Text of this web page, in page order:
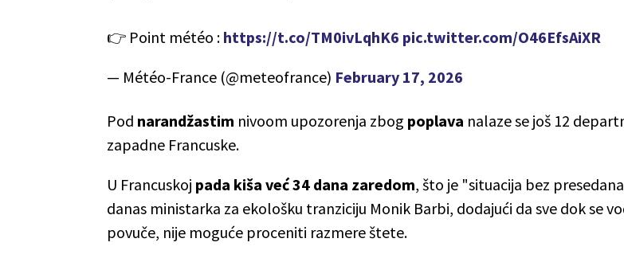
👉 Point météo : https://t.co/TM0ivLqhK6 pic.twitter.com/O46EfsAiXR
— Météo-France (@meteofrance) February 17, 2026
Pod narandžastim nivoom upozorenja zbog poplava nalaze se još 12
zapadne Francuske.
U Francuskoj pada kiša već 34 dana zaredom, što je "situacija bez
danas ministarka za ekološku tranziciju Monik Barbi, dodajući da sve dok se
povuče, nije moguće proceniti razmere štete.